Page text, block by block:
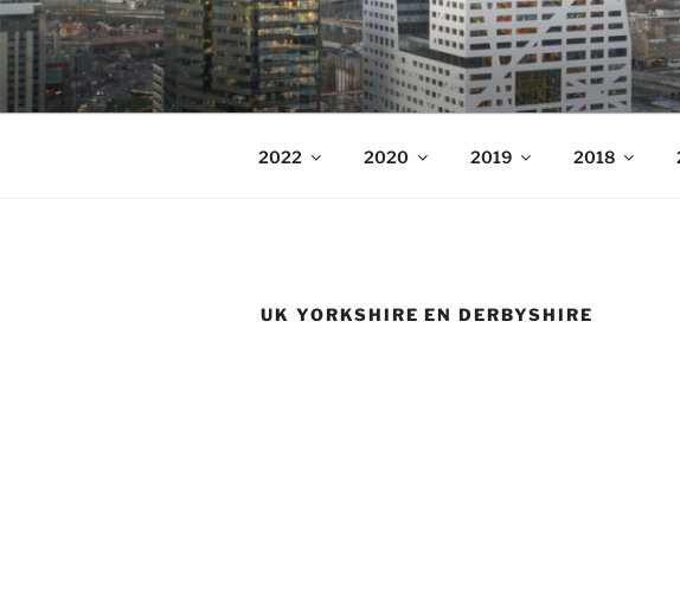
Ga
naar
de
inhoud
WELKOM
op de fotowebsite van Bart Sanders
2022 2020 2019 2018
UK YORKSHIRE EN DERBYSHIRE